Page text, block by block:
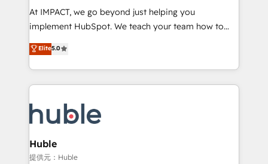
WooCommerce 💲 Stripe or Paypal 💰 Sage or
Netsuite 🤖 Google or Microsoft ✍️ DocuSign or
the rare Advanced "Custom Integrations"
Accreditation, securely sync data across... 🔄 any
new HubSpot portal with Advanced Website and
CRM Migrations using our in-house "HubScrub" Tool.
At IMPACT, we go beyond just helping you
implement HubSpot. We teach your team how to
master it. As the creators of the Endless Customers
System™ (the next evolution of They Ask, You
Answer), we’re the only HubSpot partner built
entirely around coaching and training. That means
skills, processes, and internal team you need to
attract the right buyers, close deals faster, and grow
without outside dependencies. You’ll learn how to: •
Set up, audit, and organize your HubSpot portal •
Elite5.0
Huble
提供元：Huble